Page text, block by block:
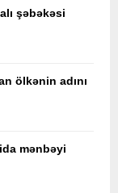
şəbəkəsi
ölkənin adını
mənbəyi